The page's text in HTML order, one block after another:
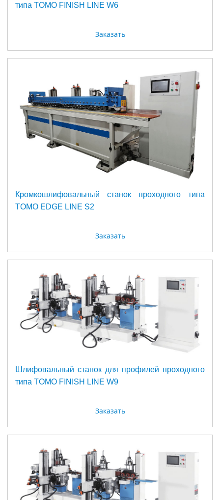
типа TOMO FINISH LINE W6
Заказать
Кромкошлифовальный станок проходного типа
TOMO EDGE LINE S2
Заказать
Шлифовальный станок для профилей проходного
типа TOMO FINISH LINE W9
Заказать